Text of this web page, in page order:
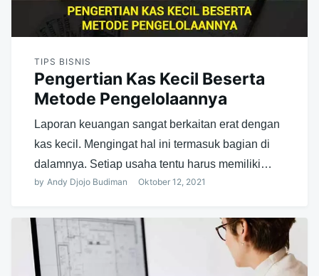
TIPS BISNIS
Pengertian Kas Kecil Beserta
Metode Pengelolaannya
Laporan keuangan sangat berkaitan erat dengan
kas kecil. Mengingat hal ini termasuk bagian di
dalamnya. Setiap usaha tentu harus memiliki…
by Andy Djojo Budiman Oktober 12, 2021